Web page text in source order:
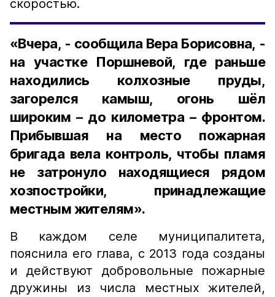
скоростью.
«Вчера, - сообщила Вера Борисовна, -
на участке Поршневой, где раньше
находились колхозные пруды,
загорелся камыш, огонь шёл
широким – до километра – фронтом.
Прибывшая на место пожарная
бригада вела контроль, чтобы пламя
не затронуло находящиеся рядом
хозпостройки, принадлежащие
местным жителям».
В каждом селе муниципалитета,
пояснила его глава, с 2013 года созданы
и действуют добровольные пожарные
дружины из числа местных жителей,